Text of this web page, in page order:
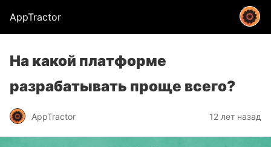
AppTractor
На какой платформе
разрабатывать проще всего?
AppTractor 12 лет назад